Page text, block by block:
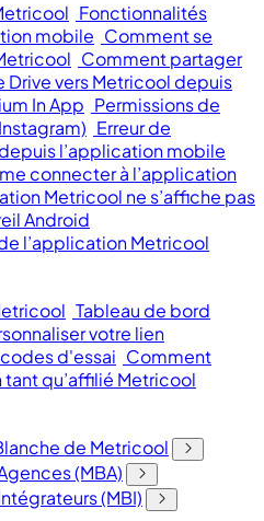
Fonctionnalités
mobile Comment se
Comment partager
vers Metricool depuis
In App Permissions de
Erreur de
l’application mobile
me connecter à l’application
Metricool ne s’affiche pas
Android
l’application Metricool
Tableau de bord
votre lien
d'essai Comment
qu’affilié Metricool
de Metricool
(MBA)
(MBI)